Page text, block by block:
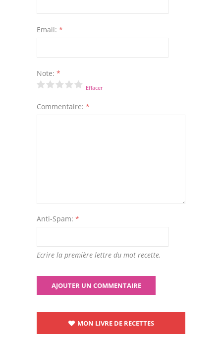
Email: *
Note: *
Effacer
Commentaire: *
Anti-Spam: *
Ecrire la première lettre du mot recette.
MON LIVRE DE RECETTES